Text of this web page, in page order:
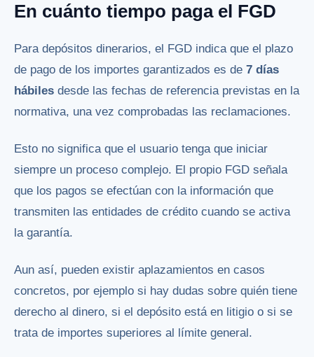
En cuánto tiempo paga el FGD
Para depósitos dinerarios, el FGD indica que el plazo
de pago de los importes garantizados es de 7 días
hábiles desde las fechas de referencia previstas en la
normativa, una vez comprobadas las reclamaciones.
Esto no significa que el usuario tenga que iniciar
siempre un proceso complejo. El propio FGD señala
que los pagos se efectúan con la información que
transmiten las entidades de crédito cuando se activa
la garantía.
Aun así, pueden existir aplazamientos en casos
concretos, por ejemplo si hay dudas sobre quién tiene
derecho al dinero, si el depósito está en litigio o si se
trata de importes superiores al límite general.